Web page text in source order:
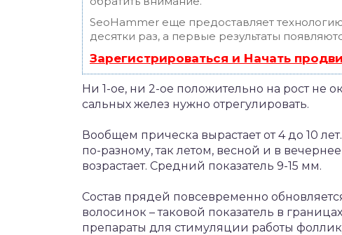
SeoHammer еще предоставляет
десятки раз, а первые результаты
Зарегистрироваться и Начать
Ни 1-ое, ни 2-ое положительно на рост не
сальных желез нужно отрегулировать.
Вообщем прическа вырастает от 4 до 10
по-разному, так летом, весной и в
возрастает. Средний показатель 9-15 мм.
Состав прядей повсевременно
волосинок – таковой показатель в
препараты для стимуляции работы